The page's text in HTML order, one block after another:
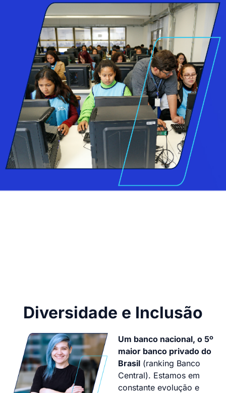
Diversidade e Inclusão
Um banco nacional, o 5º
maior banco privado do
Brasil (ranking Banco
Central). Estamos em
constante evolução e